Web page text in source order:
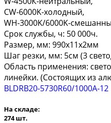
CW-6000K-холодный,
WH-3000K/6000K-
Срок службы, ч: 50 000ч.
Размер, мм: 990х11х2мм
Шаг резки, мм: 5см (3
Область применения:
линейки. (Состоящих из
BLDRB20-5730R60/1000A-12
На складе:
274 шт.